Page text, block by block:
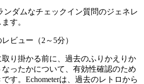
ンダムなチェックイン質問のジェネレ
す。
ビュー（2～5分）
り掛かる前に、過去のふりかえりか
ったかについて、有効性確認のため
す。Echometerは、過去のレトロから